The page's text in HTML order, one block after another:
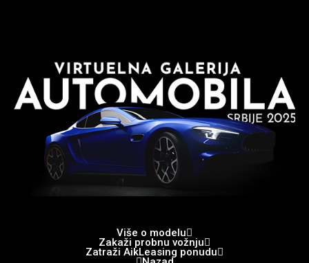
Više o modelu
Zakaži probnu vožnju
Zatraži AikLeasing ponudu